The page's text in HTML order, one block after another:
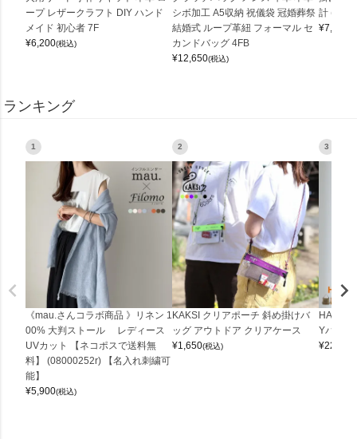
ープ レザークラフト DIY ハンド
メイド 初心者 7F
¥6,200(税込)
シボ加工 A5収納 祝儀袋 冠婚葬祭
結婚式 ループ革紐 フォーマル セ
カンドバッグ 4FB
¥12,650(税込)
計
¥7,150
ランキング
1
《mau.さんコラボ商品 》リネン 1
00% 大判ストール レディース
UVカット 【ネコポスで送料無
料】 (08000252r) 【名入れ刺繍可
能】
¥5,900(税込)
2
KAKSI クリアポーチ 斜め掛けバ
ッグ アウトドア クリアケース
¥1,650(税込)
3
Yバッグ
¥22,000